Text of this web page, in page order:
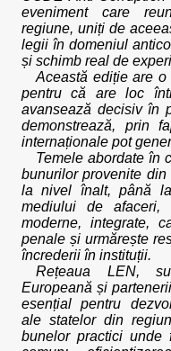
eveniment care
regiune, uniți de
legii în domeniul
și schimb real de
Această ediție are
pentru că are loc
avansează decisiv în
demonstrează, prin
internaționale pot
Temele abordate în
bunurilor provenite
la nivel înalt, până
mediului de afaceri,
moderne, integrate,
penale și urmărește
încrederii în instituții.
Rețeaua LEN,
Europeană și
esențial pentru
ale statelor din
bunelor practici unde